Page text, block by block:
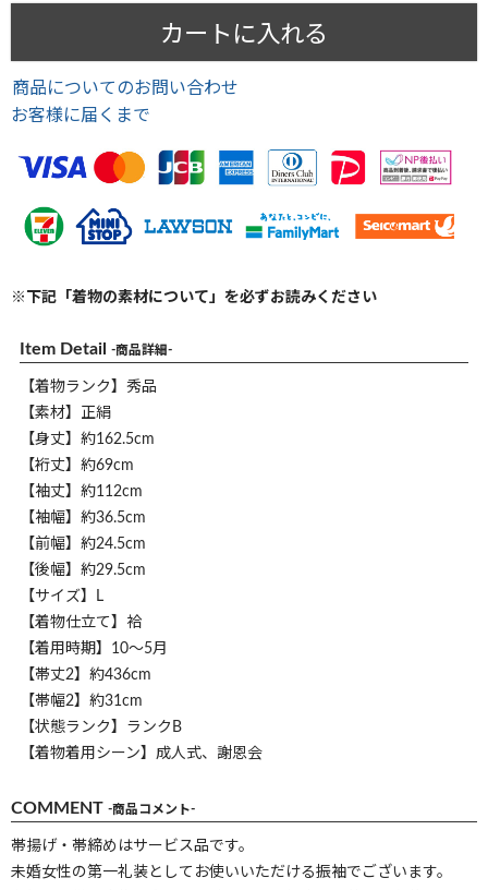
カートに入れる
商品についてのお問い合わせ
お客様に届くまで
※下記「着物の素材について」を必ずお読みください
Item Detail -商品詳細-
【着物ランク】秀品
【素材】正絹
【身丈】約162.5cm
【裄丈】約69cm
【袖丈】約112cm
【袖幅】約36.5cm
【前幅】約24.5cm
【後幅】約29.5cm
【サイズ】L
【着物仕立て】袷
【着用時期】10～5月
【帯丈2】約436cm
【帯幅2】約31cm
【状態ランク】ランクB
【着物着用シーン】成人式、謝恩会
COMMENT -商品コメント-
帯揚げ・帯締めはサービス品です。
未婚女性の第一礼装としてお使いいただける振袖でございます。